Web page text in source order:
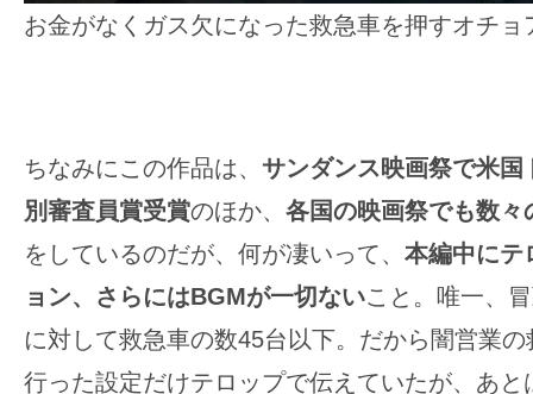
お金がなくガス欠になった救急車を押すオチョ
ちなみにこの作品は、 サンダンス映画祭で米
別審査員賞受賞のほか、 各国の映画祭でも数々
をしているのだが、何が凄いって、 本編中にテ
ョン、さらにはBGMが一切ないこと。唯一、
に対して救急車の数45台以下。だから闇営業
行った設定だけテロップで伝えていたが、あと